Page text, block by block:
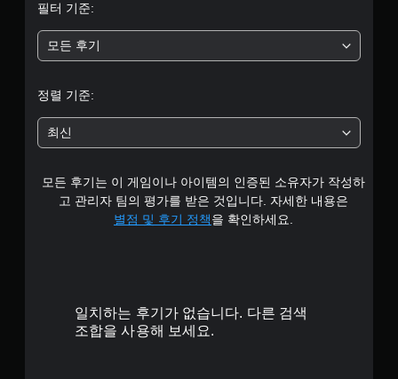
필터 기준:
모든 후기
정렬 기준:
최신
모든 후기는 이 게임이나 아이템의 인증된 소유자가 작성하
고 관리자 팀의 평가를 받은 것입니다. 자세한 내용은
별점 및 후기 정책을 확인하세요.
일치하는 후기가 없습니다. 다른 검색
조합을 사용해 보세요.